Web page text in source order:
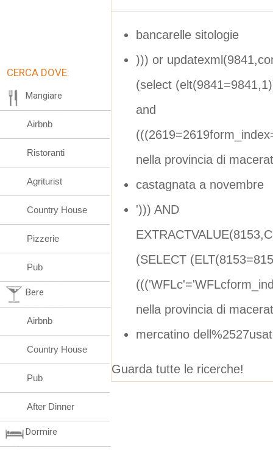
bancarelle sitologie
))) or
(select
and
nella provincia di
castagnata a novembre
'))) AND
(SELECT
nella provincia di
mercatino
Guarda tutte le ricerche!
CERCA DOVE:
Mangiare
Airbnb
Ristoranti
Agriturist
Country House
Pizzerie
Pub
Bere
Airbnb
Country House
Pub
After Dinner
Dormire